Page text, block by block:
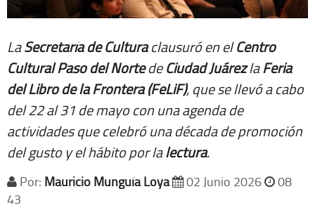
LaSecretaría de Culturaclausuró en elCentro
Cultural Paso del NortedeCiudad JuárezlaFeria
del Libro de la Frontera (FeLiF), que se llevó a cabo
del 22 al 31 de mayo con una agenda de
actividades que celebró una década de promoción
del gusto y el hábito por lalectura.
Por: Mauricio Munguía Loya 02 Junio 2026
08
43